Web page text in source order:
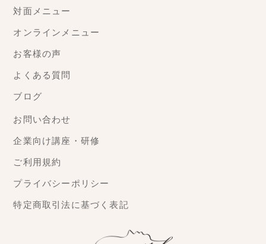
対面メニュー
オンラインメニュー
お客様の声
よくある質問
ブログ
お問い合わせ
企業向け講座・研修
ご利用規約
プライバシーポリシー
特定商取引法に基づく表記